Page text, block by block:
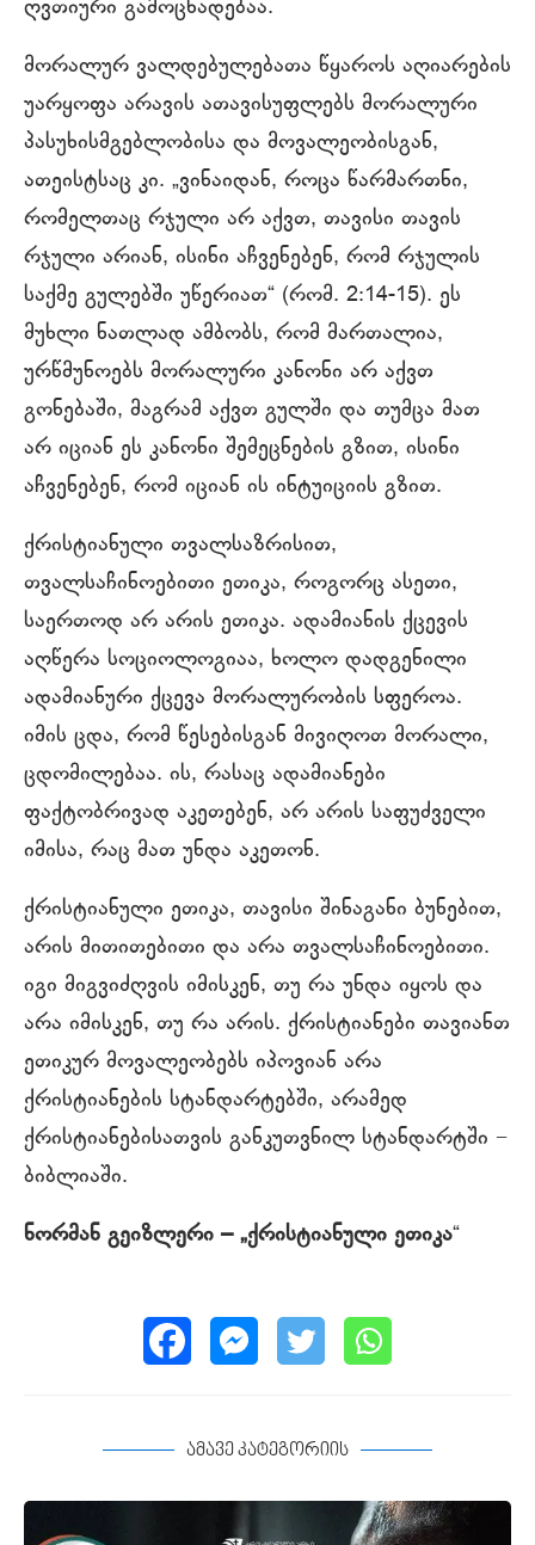
ღვთიური გამოცხადებაა.
მორალურ ვალდებულებათა წყაროს აღიარების
უარყოფა არავის ათავისუფლებს მორალური
პასუხისმგებლობისა და მოვალეობისგან,
ათეისტსაც კი. „ვინაიდან, როცა წარმართნი,
რომელთაც რჯული არ აქვთ, თავისი თავის
რჯული არიან, ისინი აჩვენებენ, რომ რჯულის
საქმე გულებში უწერიათ“ (რომ. 2:14-15). ეს
მუხლი ნათლად ამბობს, რომ მართალია,
ურწმუნოებს მორალური კანონი არ აქვთ
გონებაში, მაგრამ აქვთ გულში და თუმცა მათ
არ იციან ეს კანონი შემეცნების გზით, ისინი
აჩვენებენ, რომ იციან ის ინტუიციის გზით.
ქრისტიანული თვალსაზრისით,
თვალსაჩინოებითი ეთიკა, როგორც ასეთი,
საერთოდ არ არის ეთიკა. ადამიანის ქცევის
აღწერა სოციოლოგიაა, ხოლო დადგენილი
ადამიანური ქცევა მორალურობის სფეროა.
იმის ცდა, რომ წესებისგან მივიღოთ მორალი,
ცდომილებაა. ის, რასაც ადამიანები
ფაქტობრივად აკეთებენ, არ არის საფუძველი
იმისა, რაც მათ უნდა აკეთონ.
ქრისტიანული ეთიკა, თავისი შინაგანი ბუნებით,
არის მითითებითი და არა თვალსაჩინოებითი.
იგი მიგვიძღვის იმისკენ, თუ რა უნდა იყოს და
არა იმისკენ, თუ რა არის. ქრისტიანები თავიანთ
ეთიკურ მოვალეობებს იპოვიან არა
ქრისტიანების სტანდარტებში, არამედ
ქრისტიანებისათვის განკუთვნილ სტანდარტში −
ბიბლიაში.
ნორმან გეიზლერი – „ქრისტიანული ეთიკა“
ამავე კატეგორიის